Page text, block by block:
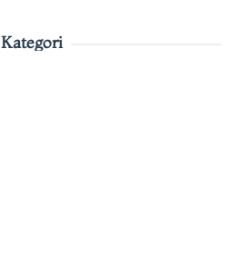
Kategori